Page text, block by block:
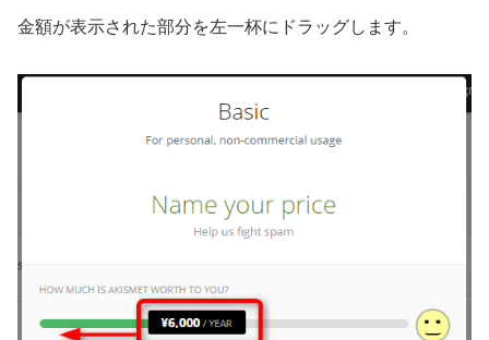
金額が表示された部分を左一杯にドラッグします。